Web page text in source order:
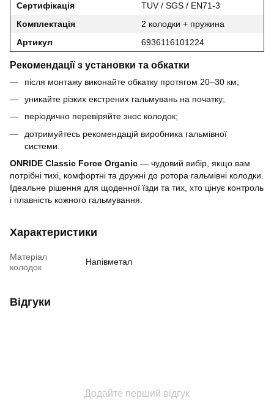
Сертифікація
TUV / SGS / EN71-3
Комплектація
2 колодки + пружина
Артикул
6936116101224
Рекомендації з установки та обкатки
після монтажу виконайте обкатку протягом 20–30 км;
уникайте різких екстрених гальмувань на початку;
періодично перевіряйте знос колодок;
дотримуйтесь рекомендацій виробника гальмівної
системи.
ONRIDE Classic Force Organic — чудовий вибір, якщо вам
потрібні тихі, комфортні та дружні до ротора гальмівні колодки.
Ідеальне рішення для щоденної їзди та тих, хто цінує контроль
і плавність кожного гальмування.
Характеристики
Матеріал
колодок
Напівметал
Відгуки
Додайте перший відгук